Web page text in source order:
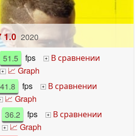
1.0 2020
51.5 fps + В сравнении
+ 📈 Graph
41.8 fps + В сравнении
📈 Graph
36.2 fps + В сравнении
+ 📈 Graph